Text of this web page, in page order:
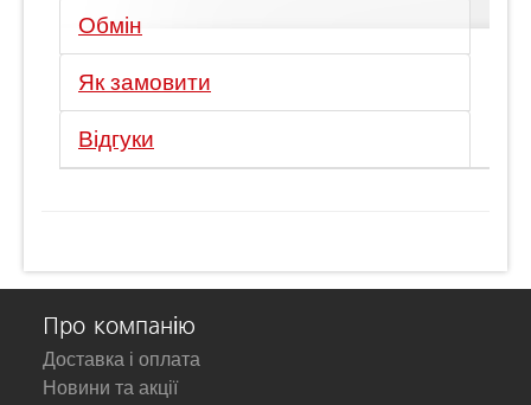
Обмін
Як замовити
Відгуки
Про компанію
Доставка і оплата
Новини та акції